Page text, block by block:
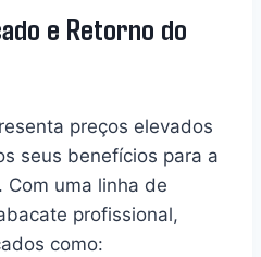
e Retorno do
preços elevados
seus benefícios para a
uma linha de
profissional,
como: